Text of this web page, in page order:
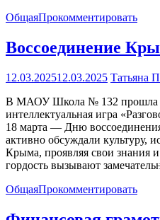
ОбщаяПрокомментировать
Воссоединение
12.03.202512.03.2025 Татьяна
В МАОУ Школа № 132 прошла
интеллектуальная игра
18 марта — Дню
активно обсуждали культуру,
Крыма, проявляя свои знания
гордость вызывают
ОбщаяПрокомментировать